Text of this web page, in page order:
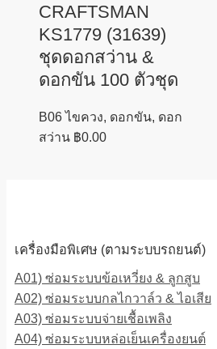
CRAFTSMAN
KS1779 (31639)
ชุดดอกสว่าน &
ดอกขัน 100 ตัวชุด
B06 ไขควง, ดอกขัน, ดอก
สว่าน ฿0.00
เครื่องมือพิเศษ (ตามระบบรถยนต์)
A01) ซ่อมระบบข้อเหวี่ยง & ลูกสูบ
A02) ซ่อมระบบกลไกวาล์ว & ไอเสีย
A03) ซ่อมระบบจ่ายเชื้อเพลิง
A04) ซ่อมระบบหล่อเย็นเครื่องยนต์